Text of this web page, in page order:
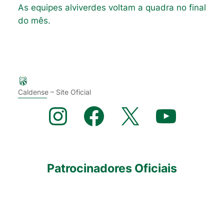
As equipes alviverdes voltam a quadra no final
do mês.
Caldense – Site Oficial
Instagram Facebook X YouTube
Patrocinadores Oficiais